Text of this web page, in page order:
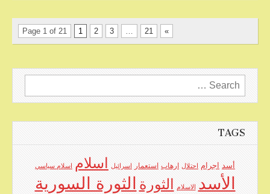
Page 1 of 21 1 2 3 … 21 »
Search
for:
TAGS
أسد اجرام احتلال ارهاب استعمار اسرائيل اسلام اسلام سياسي
الأسد الاسلام الثورة الثورة السورية